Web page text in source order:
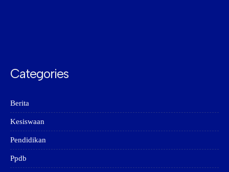
Categories
Berita
Kesiswaan
Pendidikan
Ppdb